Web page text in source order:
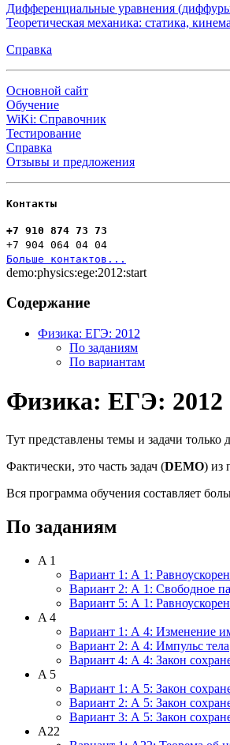
Дифференциальные уравнения
Теоретическая механика: статика,
Справка
Основной сайт
Обучение
WiKi: Справочник
Тестирование
Справка
Отзывы и предложения
Контакты
+7 910 874 73 73
+7 904 064 04 04
Больше контактов...
demo:physics:ege:2012:start
Содержание
Физика: ЕГЭ: 2012
По заданиям
По вариантам
Физика: ЕГЭ: 2012
Тут представлены темы и задачи только
Фактически, это часть задач (DEMO) из
Вся программа обучения составляет
По заданиям
A 1
Вариант 1: А 1:
Вариант 2: А 1: Свободное
Вариант 5: А 1:
A 4
Вариант 1: А 4: Изменение
Вариант 2: А 4: Импульс тела
Вариант 4: А 4: Закон
A 5
Вариант 1: А 5: Закон
Вариант 2: А 5: Закон
Вариант 3: А 5: Закон
A22